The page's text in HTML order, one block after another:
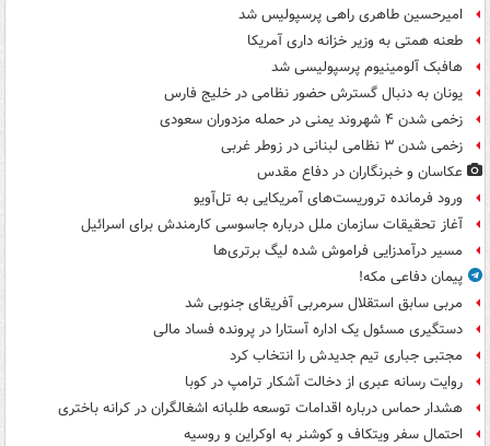
امیرحسین طاهری راهی پرسپولیس شد
طعنه همتی به وزیر خزانه داری آمریکا
هافبک آلومینیوم پرسپولیسی شد
یونان به دنبال گسترش حضور نظامی در خلیج فارس
زخمی شدن ۴ شهروند یمنی در حمله مزدوران سعودی
زخمی شدن ۳ نظامی لبنانی در زوطر غربی
عکاسان و خبرنگاران در دفاع مقدس
ورود فرمانده تروریست‌های آمریکایی به تل‌آویو
آغاز تحقیقات سازمان ملل درباره جاسوسی کارمندش برای اسرائیل
مسیر درآمدزایی فراموش شده لیگ برتری‌ها
پیمان دفاعی مکه!
مربی سابق استقلال سرمربی آفریقای جنوبی شد
دستگیری مسئول یک اداره آستارا در پرونده فساد مالی
مجتبی جباری تیم جدیدش را انتخاب کرد
روایت رسانه عبری از دخالت آشکار ترامپ در کوبا
هشدار حماس درباره اقدامات توسعه طلبانه اشغالگران در کرانه باختری
احتمال سفر ویتکاف و کوشنر به اوکراین و روسیه